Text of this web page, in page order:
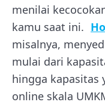
menilai
kamu saat ini.
misalnya,
mulai dari
hingga kapasitas
online skala